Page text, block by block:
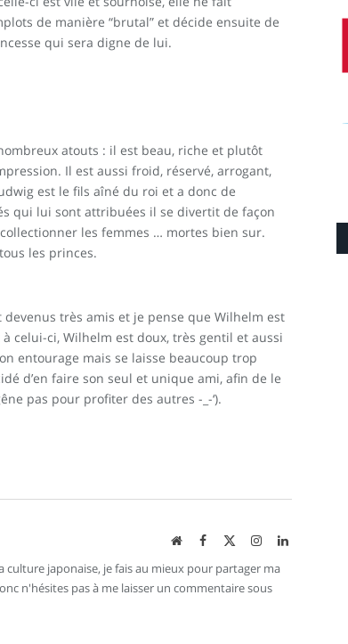
de manière “brutal” et décide ensuite de
qui sera digne de lui.
atouts : il est beau, riche et plutôt
Il est aussi froid, réservé, arrogant,
est le fils aîné du roi et a donc de
qui lui sont attribuées il se divertit de façon
les femmes … mortes bien sur.
les princes.
très amis et je pense que Wilhelm est
celui-ci, Wilhelm est doux, très gentil et aussi
entourage mais se laisse beaucoup trop
d’en faire son seul et unique ami, afin de le
pas pour profiter des autres -_-‘).
Site Facebook InstagramLinkedIn
culture japonaise, je fais au mieux pour partager ma
n'hésites pas à me laisser un commentaire sous